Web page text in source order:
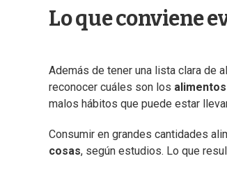
Lo que conviene
Además de tener una lista clara de
reconocer cuáles son los
malos hábitos que puede estar
Consumir en grandes cantidades
cosas, según estudios. Lo que